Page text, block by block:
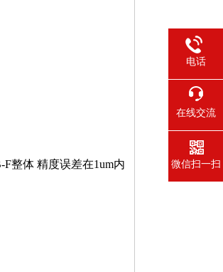
整体 精度误差在1um内
电话
在线交流
微信扫一扫